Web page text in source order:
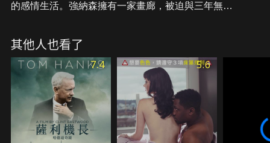
的感情生活。強納森擁有一家畫廊，被迫與三年無性
活，她的鄰居是遠從歐洲而來的房客，堪稱有著青春
的胴體。保羅是溫文儒雅的教授，他貌美的妻子麗
塔，年紀足足可以當他的女兒。麗塔每天假藉外出慢
跑，實則是與鄰居幽會。疫情之下我們被迫與世隔
絕，致使每個人必須重新評估自己與伴侶的關係。
其他人也看了
7.4 5.6